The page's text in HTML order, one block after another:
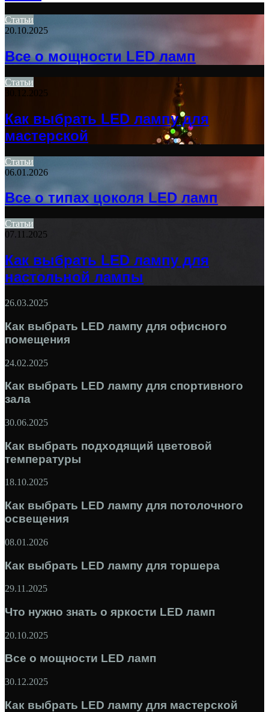
Статьи
20.10.2025
Все о мощности LED ламп
Статьи
30.12.2025
Как выбрать LED лампу для
мастерской
Статьи
06.01.2026
Все о типах цоколя LED ламп
Статьи
07.11.2025
Как выбрать LED лампу для
настольной лампы
26.03.2025
Как выбрать LED лампу для офисного
помещения
24.02.2025
Как выбрать LED лампу для спортивного
зала
30.06.2025
Как выбрать подходящий цветовой
температуры
18.10.2025
Как выбрать LED лампу для потолочного
освещения
08.01.2026
Как выбрать LED лампу для торшера
29.11.2025
Что нужно знать о яркости LED ламп
20.10.2025
Все о мощности LED ламп
30.12.2025
Как выбрать LED лампу для мастерской